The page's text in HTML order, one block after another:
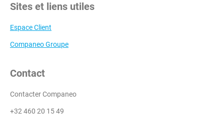
Sites et liens utiles
Espace Client
Companeo Groupe
Contact
Contacter Companeo
+32 460 20 15 49